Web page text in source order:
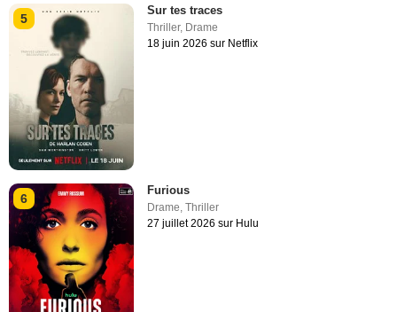
5
Sur tes traces
Thriller, Drame
18 juin 2026 sur Netflix
6
Furious
Drame,Thriller
27 juillet 2026 sur Hulu